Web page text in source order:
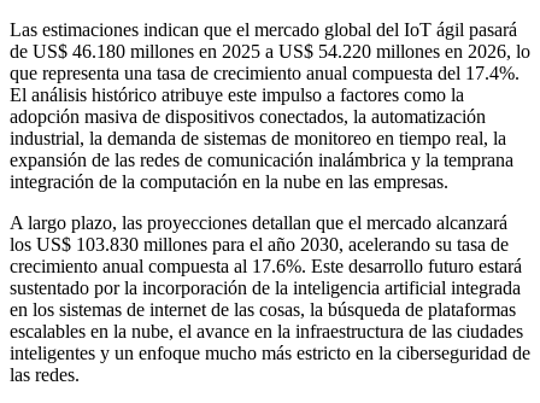
Las estimaciones indican que el mercado global del IoT ágil pasará
de US$ 46.180 millones en 2025 a US$ 54.220 millones en 2026, lo
que representa una tasa de crecimiento anual compuesta del 17.4%.
El análisis histórico atribuye este impulso a factores como la
adopción masiva de dispositivos conectados, la automatización
industrial, la demanda de sistemas de monitoreo en tiempo real, la
expansión de las redes de comunicación inalámbrica y la temprana
integración de la computación en la nube en las empresas.
A largo plazo, las proyecciones detallan que el mercado alcanzará
los US$ 103.830 millones para el año 2030, acelerando su tasa de
crecimiento anual compuesta al 17.6%. Este desarrollo futuro estará
sustentado por la incorporación de la inteligencia artificial integrada
en los sistemas de internet de las cosas, la búsqueda de plataformas
escalables en la nube, el avance en la infraestructura de las ciudades
inteligentes y un enfoque mucho más estricto en la ciberseguridad de
las redes.